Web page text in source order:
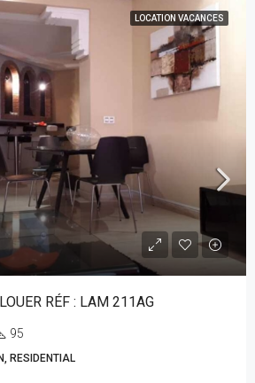
LOCATION VACANCES
RÉF : LAM 211AG
95
RESIDENTIAL